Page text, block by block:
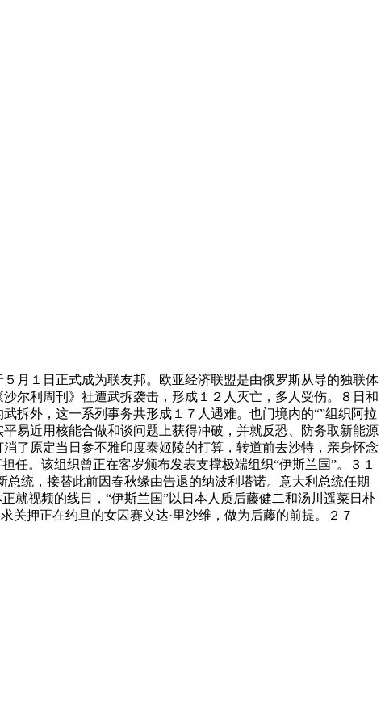
１日正式成为联友邦。欧亚经济联盟是由俄罗斯从导的独联体
尔利周刊》社遭武拆袭击，形成１２人灭亡，多人受伤。８日和
拆外，这一系列事务共形成１７人遇难。也门境内的“”组织阿拉
易近用核能合做和谈问题上获得冲破，并就反恐、防务取新能源
了原定当日参不雅印度泰姬陵的打算，转道前去沙特，亲身怀念
任。该组织曾正在客岁颁布发表支撑极端组织“伊斯兰国”。３１
统，接替此前因春秋缘由告退的纳波利塔诺。意大利总统任期
就视频的线日，“伊斯兰国”以日本人质后藤健二和汤川遥菜日朴
关押正在约旦的女囚赛义达·里沙维，做为后藤的前提。２７